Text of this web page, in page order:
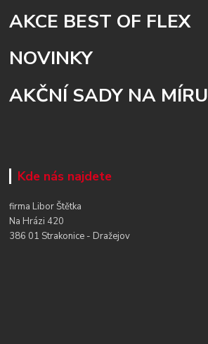
AKCE BEST OF FLEX
NOVINKY
AKČNÍ SADY NA MÍRU
Kde nás najdete
firma Libor Štětka
Na Hrázi 420
386 01 Strakonice - Dražejov